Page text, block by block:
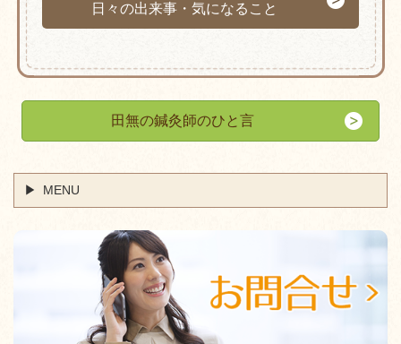
日々の出来事・気になること
田無の鍼灸師のひと言
MENU